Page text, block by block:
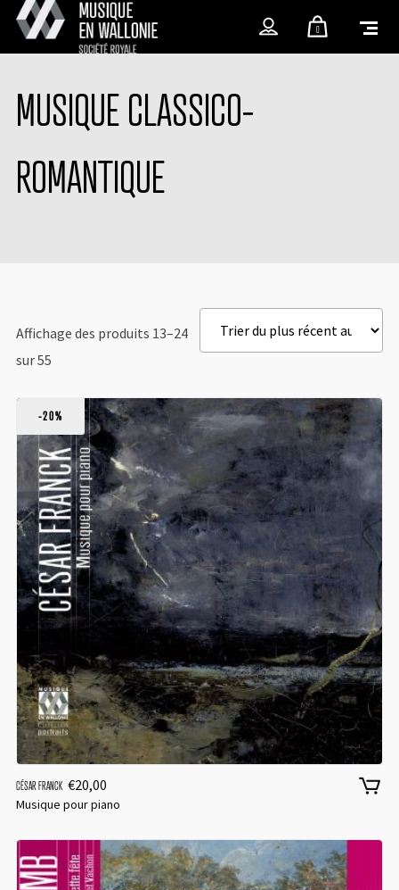
0
MUSIQUE CLASSICO-
ROMANTIQUE
Affichage des produits 13–24
sur 55
-20%
CÉSAR FRANCK €20,00
Musique pour piano